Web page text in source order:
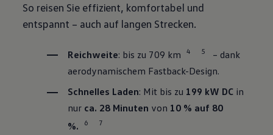
So reisen Sie effizient, komfortabel und
entspannt – auch auf langen Strecken.
Reichweite: bis zu 709 km 4 5
– dank
aerodynamischem Fastback-Design.
Schnelles Laden: Mit bis zu 199 kW DC in
nur ca. 28 Minuten von 10 % auf 80
%.
6 7